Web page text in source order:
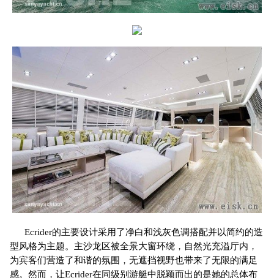
Ecrider的主要设计采用了净白和浅灰色调搭配并以简约的造
型风格为主题。主沙龙区被全景大窗环绕，自然光充溢厅内，
为宾客们营造了和谐的氛围，无遮挡视野也带来了无限的满足
感。然而，让Ecrider在同级别游艇中脱颖而出的是她的总体布